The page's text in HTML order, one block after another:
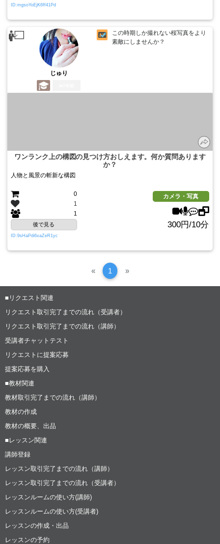
ID:mgsoYoEjK6ff41Pd
じゅり
この時期しか撮れない桜写真をより
素敵にしませんか？
ワンランク上の構図の見つけ方おしえます。何か質問あります
か？
人物と風景の斬新な構図
0
1
1
カメラ・写真
後で見る 300円/10分
ID:9sHaPdi6xaZeR1yc
«Previous
1 »次
■リクエスト関連
リクエスト取引完了までの流れ（受講者）
リクエスト取引完了までの流れ（講師）
受講者チャットテスト
リクエストに提案応募
提案応募を購入
■教材関連
教材取引完了までの流れ（講師）
教材の作成
教材の概要、出品
■レッスン関連
講師登録
レッスン取引完了までの流れ（講師）
レッスン取引完了までの流れ（受講者）
レッスンルームの使い方(講師)
レッスンルームの使い方(受講者)
レッスンの作成・出品
レッスンの予約